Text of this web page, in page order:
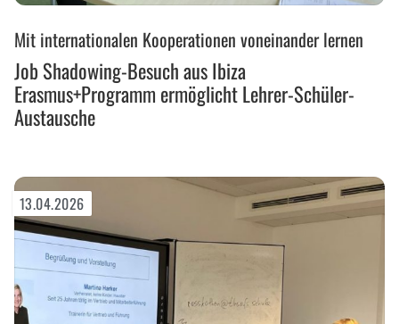
Shadowing-
Besuch
aus
Ibiza
Erasmus+Programm
Schüler-
Austausche
Mit internationalen Kooperationen voneinander lernen
Job Shadowing-Besuch aus Ibiza
Erasmus+Programm ermöglicht Lehrer-Schüler-
Austausche
13.04.2026